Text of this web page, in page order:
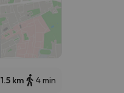
1.5 km 4 min